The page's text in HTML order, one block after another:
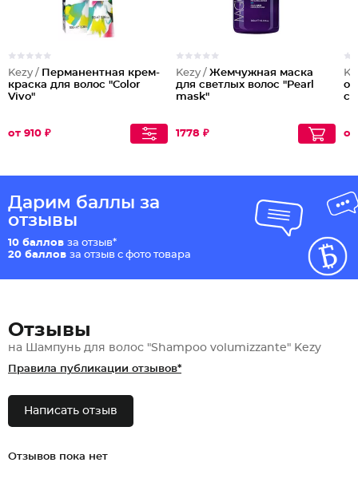
Kezy / Перманентная крем-
краска для волос "Color
Vivo"
от 910 ₽
Kezy / Жемчужная маска
для светлых волос "Pearl
mask"
1778 ₽ от
Дарим баллы за
отзывы
10 баллов за отзыв*
20 баллов за отзыв с фото товара
Отзывы
на Шампунь для волос "Shampoo volumizzante" Kezy
Правила публикации отзывов*
Написать отзыв
Отзывов пока нет